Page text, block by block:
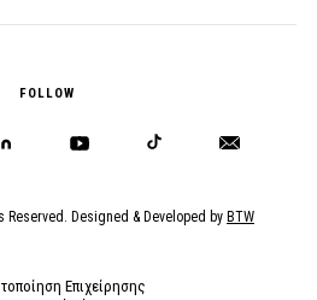
FOLLOW
Reserved. Designed & Developed by BTW
Επιχείρησης